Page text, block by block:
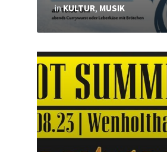
inKULTUR, MUSIK
Mehr
erfahren